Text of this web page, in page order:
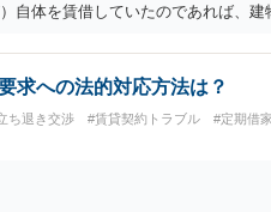
自体を賃借していたのであれば、
屋の所有権が帰属する、という話
することが明確な案件ではないた
求への法的対応方法は？
ち退き交渉 #賃貸契約トラブル #定期借